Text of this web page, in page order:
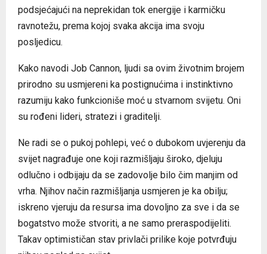
podsjećajući na neprekidan tok energije i karmičku
ravnotežu, prema kojoj svaka akcija ima svoju
posljedicu.
Kako navodi Job Cannon, ljudi sa ovim životnim brojem
prirodno su usmjereni ka postignućima i instinktivno
razumiju kako funkcioniše moć u stvarnom svijetu. Oni
su rođeni lideri, stratezi i graditelji.
Ne radi se o pukoj pohlepi, već o dubokom uvjerenju da
svijet nagrađuje one koji razmišljaju široko, djeluju
odlučno i odbijaju da se zadovolje bilo čim manjim od
vrha. Njihov način razmišljanja usmjeren je ka obilju;
iskreno vjeruju da resursa ima dovoljno za sve i da se
bogatstvo može stvoriti, a ne samo preraspodijeliti.
Takav optimističan stav privlači prilike koje potvrđuju